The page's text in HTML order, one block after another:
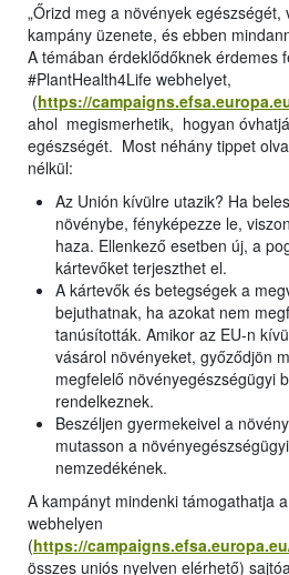
„Őrizd meg a növények egészségét,
kampány üzenete, és ebben
A témában érdeklődőknek érdemes
#PlantHealth4Life webhelyet,
(https://
ahol megismerhetik, hogyan
egészségét. Most néhány tippet
nélkül:
Az Unión kívülre utazik? Ha
növénybe, fényképezze le,
haza. Ellenkező esetben új, a
kártevőket terjeszthet el.
A kártevők és betegségek a
bejuthatnak, ha azokat nem
tanúsították. Amikor az EU-n
vásárol növényeket, győződjön
megfelelő növényegészségügyi
rendelkeznek.
Beszéljen gyermekeivel a
mutasson a
nemzedékének.
A kampányt mindenki támogathatja
webhelyen
(https://
összes uniós nyelven elérhető)